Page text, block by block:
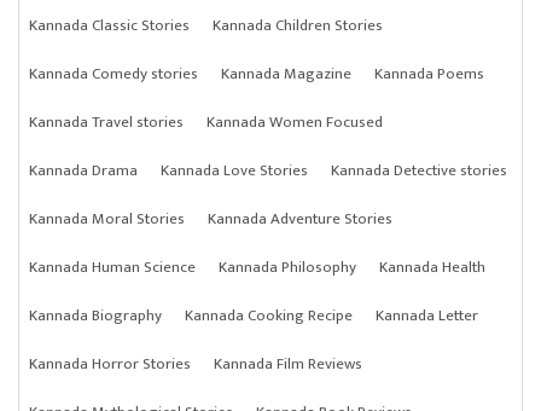
Kannada Classic Stories
Kannada Children Stories
Kannada Comedy stories
Kannada Magazine
Kannada Poems
Kannada Travel stories
Kannada Women Focused
Kannada Drama
Kannada Love Stories
Kannada Detective stories
Kannada Moral Stories
Kannada Adventure Stories
Kannada Human Science
Kannada Philosophy
Kannada Health
Kannada Biography
Kannada Cooking Recipe
Kannada Letter
Kannada Horror Stories
Kannada Film Reviews